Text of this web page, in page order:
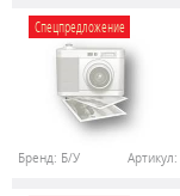
Спецпредложение
Бренд: Б/У Артикул: